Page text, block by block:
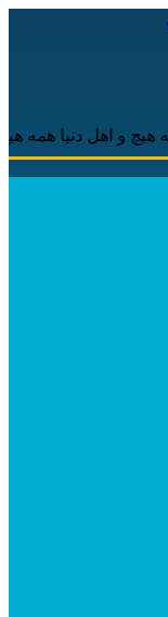
اهل دنیا همه هیچ ،